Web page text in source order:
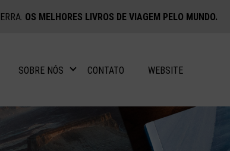
OS MELHORES LIVROS DE VIAGEM PELO MUNDO.
SOBRE NÓS CONTATO WEBSITE